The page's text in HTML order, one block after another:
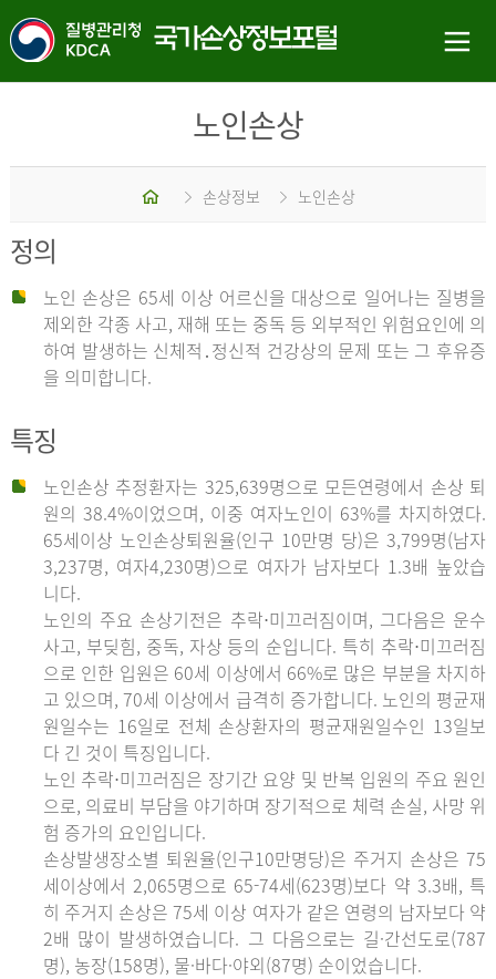
노인손상
홈 손상정보 노인손상
정의
노인 손상은 65세 이상 어르신을 대상으로 일어나는 질병을
제외한 각종 사고, 재해 또는 중독 등 외부적인 위험요인에 의
하여 발생하는 신체적․정신적 건강상의 문제 또는 그 후유증
을 의미합니다.
특징
노인손상 추정환자는 325,639명으로 모든연령에서 손상 퇴
원의 38.4%이었으며, 이중 여자노인이 63%를 차지하였다.
65세이상 노인손상퇴원율(인구 10만명 당)은 3,799명(남자
3,237명, 여자4,230명)으로 여자가 남자보다 1.3배 높았습
니다.
노인의 주요 손상기전은 추락⋅미끄러짐이며, 그다음은 운수
사고, 부딪힘, 중독, 자상 등의 순입니다. 특히 추락⋅미끄러짐
으로 인한 입원은 60세 이상에서 66%로 많은 부분을 차지하
고 있으며, 70세 이상에서 급격히 증가합니다. 노인의 평균재
원일수는 16일로 전체 손상환자의 평균재원일수인 13일보
다 긴 것이 특징입니다.
노인 추락⋅미끄러짐은 장기간 요양 및 반복 입원의 주요 원인
으로, 의료비 부담을 야기하며 장기적으로 체력 손실, 사망 위
험 증가의 요인입니다.
손상발생장소별 퇴원율(인구10만명당)은 주거지 손상은 75
세이상에서 2,065명으로 65-74세(623명)보다 약 3.3배, 특
히 주거지 손상은 75세 이상 여자가 같은 연령의 남자보다 약
2배 많이 발생하였습니다. 그 다음으로는 길·간선도로(787
명), 농장(158명), 물·바다·야외(87명) 순이었습니다.